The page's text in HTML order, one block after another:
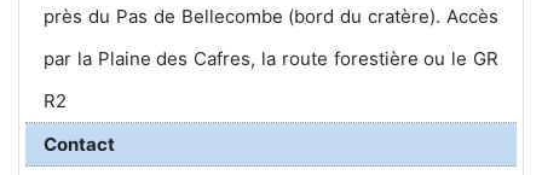
près du Pas de Bellecombe (bord du cratère). Accès
par la Plaine des Cafres, la route forestière ou le GR
R2
Contact